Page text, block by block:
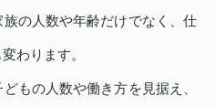
の人数や年齢だけでなく、仕
わります。
もの人数や働き方を見据え、